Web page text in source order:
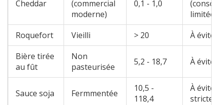
Cheddar
(commercial
moderne)
0,1 - 1,0
limitée)
Roquefort
Vieilli > 20
À éviter
Bière tirée
au fût
Non
pasteurisée
5,2 - 18,7 À éviter
Sauce soja Fermmentée
10,5 -
118,4
À éviter